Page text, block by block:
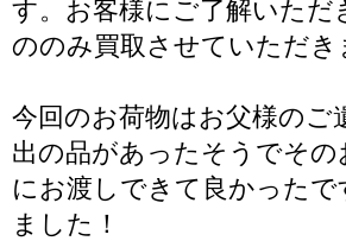
す。お客様にご了解いた
ののみ買取させていただき
今回のお荷物はお父様のご
出の品があったそうでそ
にお渡しできて良かった
ました！